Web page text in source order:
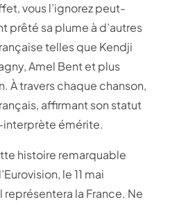
vous l’ignorez peut-
prêté sa plume à d’autres
telles que Kendji
Amel Bent et plus
À travers chaque chanson,
affirmant son statut
émérite.
histoire remarquable
le 11 mai
représentera la France. Ne